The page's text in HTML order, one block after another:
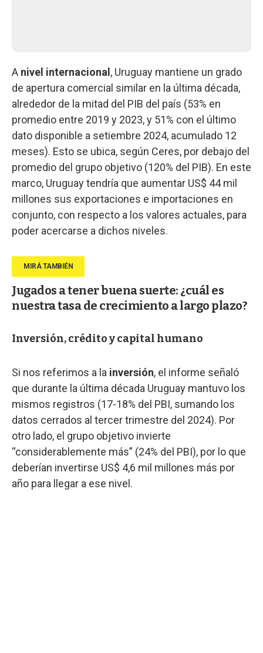
A nivel internacional , Uruguay mantiene un grado
de apertura comercial similar en la última década,
alrededor de la mitad del PIB del país (53% en
promedio entre 2019 y 2023, y 51% con el último
dato disponible a setiembre 2024, acumulado 12
meses). Esto se ubica, según Ceres, por debajo del
promedio del grupo objetivo (120% del PIB). En este
marco, Uruguay tendría que aumentar US$ 44 mil
millones sus exportaciones e importaciones en
conjunto, con respecto a los valores actuales, para
poder acercarse a dichos niveles.
Jugados a tener buena suerte: ¿cuál es
nuestra tasa de crecimiento a largo plazo?
Inversión, crédito y capital humano
Si nos referimos a la inversión, el informe señaló
que durante la última década Uruguay mantuvo los
mismos registros (17-18% del PBI, sumando los
datos cerrados al tercer trimestre del 2024). Por
otro lado, el grupo objetivo invierte
“considerablemente más” (24% del PBI), por lo que
deberían invertirse US$ 4,6 mil millones más por
año para llegar a ese nivel.